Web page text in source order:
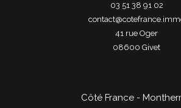
03 51 38 91 02
41 rue Oger
08600
givet
Côté France -